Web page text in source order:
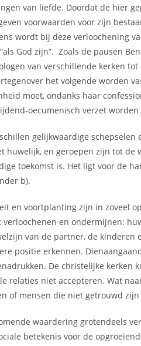
van liefde. Doordat de hier
voorwaarden voor zijn
wordt bij deze verloochening
God zijn”. Zoals de pausen
van verschillende kerken
het volgende worden
moet, ondanks haar
oecumenisch verzet worden
gelijkwaardige
en geroepen zijn tot de
toekomst is. Het ligt voor de
b).
en voortplanting zijn in zoveel
en ondermijnen:
van de partner, de kinderen
positie erkennen.
De christelijke kerken
relaties niet accepteren. Wat
of mensen die niet getrouwd
waardering grotendeels
betekenis voor de